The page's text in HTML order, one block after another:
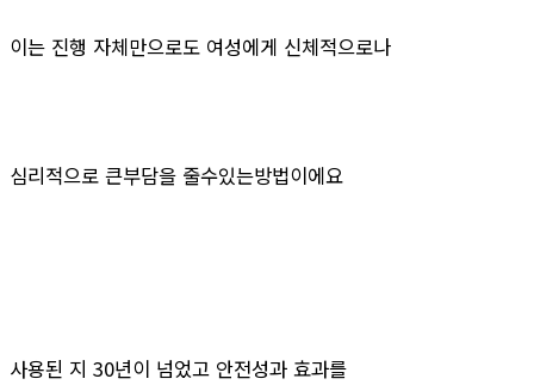
이는 진행 자체만으로도 여성에게 신체적으로나
심리적으로 큰부담을 줄수있는방법이에요
사용된 지 30년이 넘었고 안전성과 효과를